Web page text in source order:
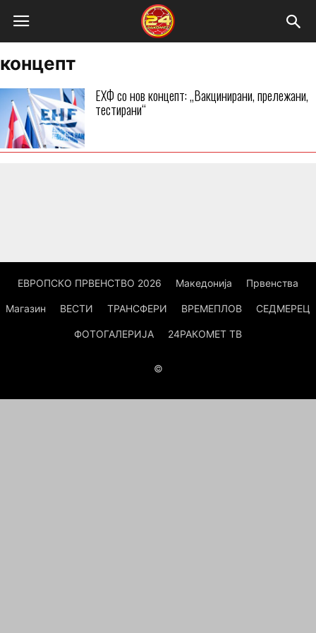
концепт
ЕХФ со нов концепт: „Вакцинирани, прележани,
тестирани“
ЕВРОПСКО ПРВЕНСТВО 2026 Македонија Првенства
Магазин ВЕСТИ ТРАНСФЕРИ ВРЕМЕПЛОВ СЕДМЕРЕЦ
ФОТОГАЛЕРИЈА 24РАКОМЕТ ТВ
©